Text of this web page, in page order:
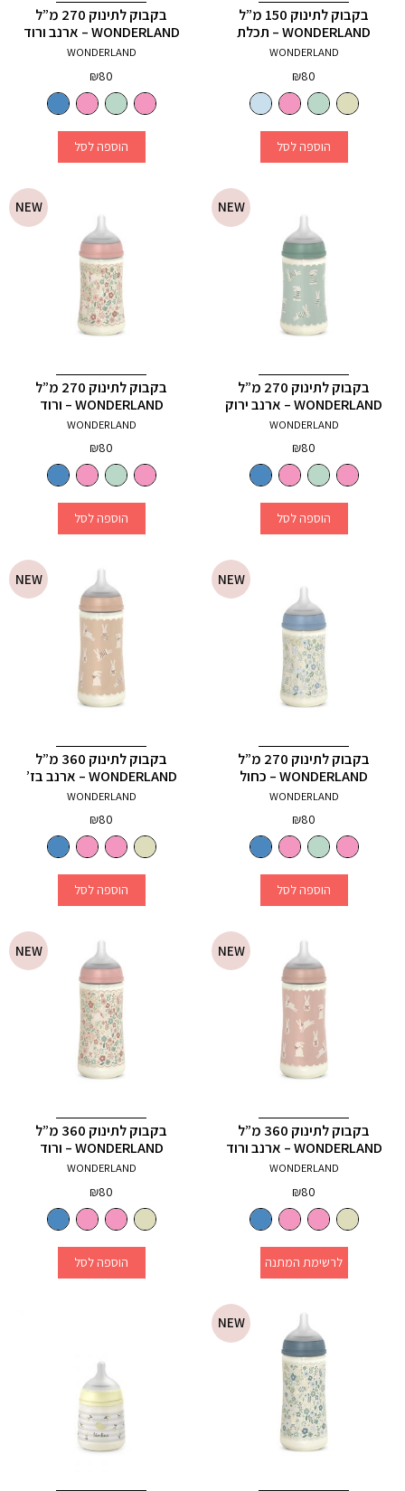
בקבוק לתינוק 150 מ”ל
WONDERLAND – תכלת
WONDERLAND
₪80
הוספה לסל
בקבוק לתינוק 270 מ”ל
WONDERLAND – ארנב ורוד
WONDERLAND
₪80
הוספה לסל
NEW
בקבוק לתינוק 270 מ”ל
WONDERLAND – ארנב ירוק
WONDERLAND
₪80
הוספה לסל
NEW
בקבוק לתינוק 270 מ”ל
WONDERLAND – ורוד
WONDERLAND
₪80
הוספה לסל
NEW
בקבוק לתינוק 270 מ”ל
WONDERLAND – כחול
WONDERLAND
₪80
הוספה לסל
NEW
בקבוק לתינוק 360 מ”ל
WONDERLAND – ארנב בז’
WONDERLAND
₪80
הוספה לסל
NEW
בקבוק לתינוק 360 מ”ל
WONDERLAND – ארנב ורוד
WONDERLAND
₪80
לרשימת המתנה
NEW
בקבוק לתינוק 360 מ”ל
WONDERLAND – ורוד
WONDERLAND
₪80
הוספה לסל
NEW